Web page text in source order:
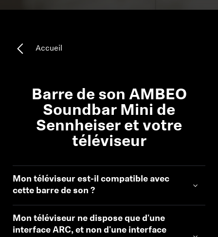
Casques TV Hearing
Ressources auditives
Barres de son et caissons de basses AMBEO
Accueil
Barre de son AMBEO
Soundbar Mini de
Sennheiser et votre
téléviseur
Mon téléviseur est-il compatible avec
cette barre de son ?
Mon téléviseur ne dispose que d'une
interface ARC, et non d'une interface